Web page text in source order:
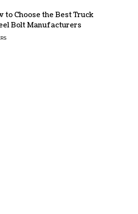
to Choose the Best Truck
Bolt Manufacturers